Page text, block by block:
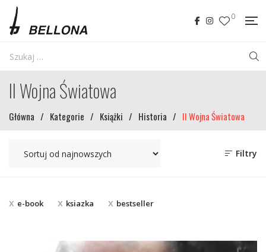
0
II Wojna Światowa
Główna / Kategorie / Książki / Historia / II Wojna Światowa
Filtry
e-book ksiazka bestseller